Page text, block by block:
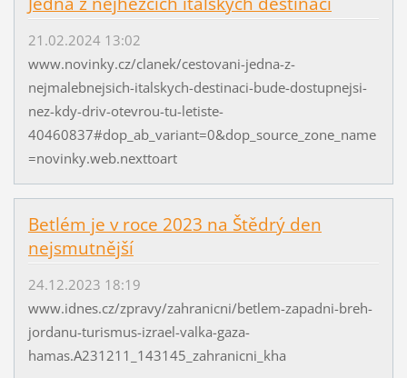
21.02.2024 13:02
www.novinky.cz/clanek/cestovani-jedna-z-
nejmalebnejsich-italskych-destinaci-bude-dostupnejsi-
nez-kdy-driv-otevrou-tu-letiste-
40460837#dop_ab_variant=0&dop_source_zone_name
=novinky.web.nexttoart
Betlém je v roce 2023 na Štědrý den
nejsmutnější
24.12.2023 18:19
www.idnes.cz/zpravy/zahranicni/betlem-zapadni-breh-
jordanu-turismus-izrael-valka-gaza-
hamas.A231211_143145_zahranicni_kha